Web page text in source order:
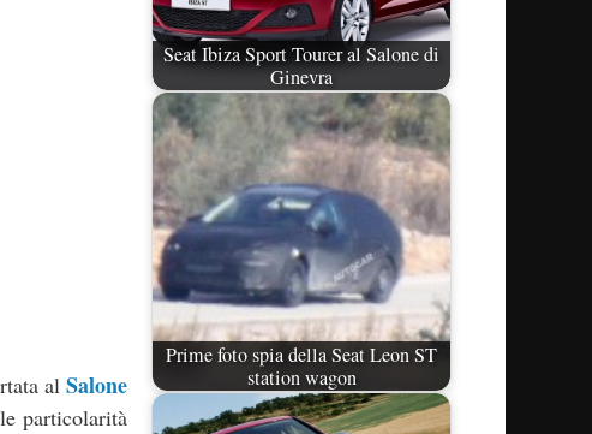
al Salone
particolarità
Seat Ibiza Sport Tourer al Salone di
Ginevra
Prime foto spia della Seat Leon ST
station wagon